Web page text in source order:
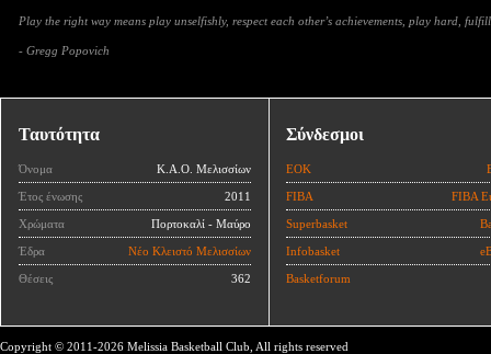
Play the right way means play unselfishly, respect each other’s achievements, play hard,
- Gregg Popovich
Ταυτότητα
Όνομα Κ.Α.Ο. Μελισσίων
Έτος ένωσης 2011
Χρώματα Πορτοκαλί - Μαύρο
Έδρα Νέο Κλειστό Μελισσίων
Θέσεις 362
Σύνδεσμοι
ΕΟΚ
FIBA FIBA
Superbasket
Infobasket
Basketforum
Copyright © 2011-2026 Melissia Basketball Club, All rights reserved